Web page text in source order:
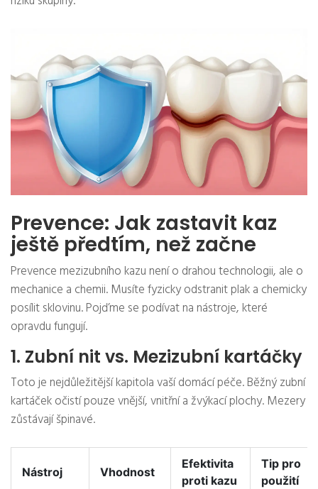
Prevence: Jak zastavit kaz
ještě předtím, než začne
Prevence mezizubního kazu není o drahou technologii, ale o
mechanice a chemii. Musíte fyzicky odstranit plak a chemicky
posílit sklovinu. Pojďme se podívat na nástroje, které
opravdu fungují.
1. Zubní nit vs. Mezizubní kartáčky
Toto je nejdůležitější kapitola vaší domácí péče. Běžný zubní
kartáček očistí pouze vnější, vnitřní a žvýkací plochy. Mezery
zůstávají špinavé.
Nástroj Vhodnost
Efektivita
proti kazu
Tip pro
použití